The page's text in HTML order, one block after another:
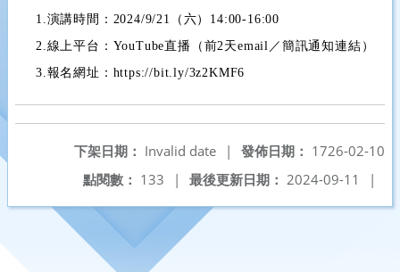
1.演講時間：2024/9/21（六）14:00-16:00
2.線上平台：YouTube直播（前2天email／簡訊通知連結）
3.報名網址：https://bit.ly/3z2KMF6
發佈日期： 1726-02-10
下架日期： Invalid date
|
最後更新日期： 2024-09-11 |
點閱數： 133 |